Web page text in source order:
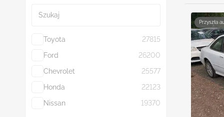
Toyota
27815
Ford
26200
Chevrolet
25577
Honda
22123
Nissan
19370
Przyszła